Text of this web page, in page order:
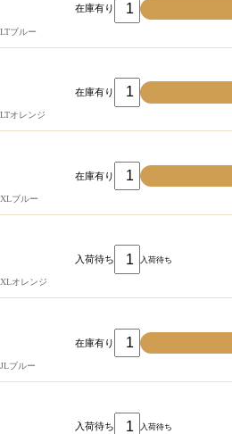
在庫有り
LTブルー
在庫有り
LTオレンジ
在庫有り
XLブルー
入荷待ち 入荷待ち
XLオレンジ
在庫有り
JLブルー
入荷待ち 入荷待ち